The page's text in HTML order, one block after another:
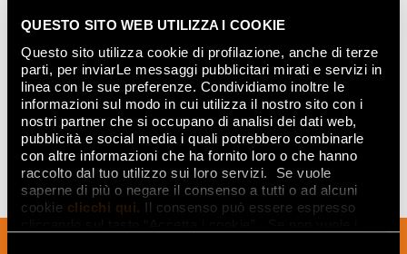
QUESTO SITO WEB UTILIZZA I COOKIE
Questo sito utilizza cookie di profilazione, anche di terze
parti, per inviarLe messaggi pubblicitari mirati e servizi in
linea con le sue preferenze. Condividiamo inoltre le
informazioni sul modo in cui utilizza il nostro sito con i
nostri partner che si occupano di analisi dei dati web,
pubblicità e social media i quali potrebbero combinarle
con altre informazioni che ha fornito loro o che hanno
raccolto dal tuo utilizzo sui loro servizi. Se vuole
saperne di più o negare il consenso a tutti o ad alcuni
cookie clicchi qui. Il consenso può essere espresso